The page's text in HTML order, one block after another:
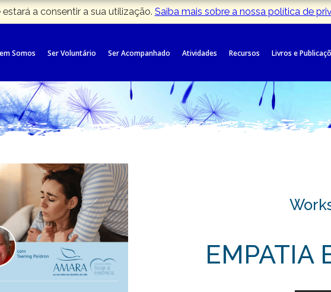
a consentir a sua utilização. Saiba mais sobre a nossa política de
Somos Ser Voluntário Ser Acompanhado Atividades Recursos Livros e
EMPATIA